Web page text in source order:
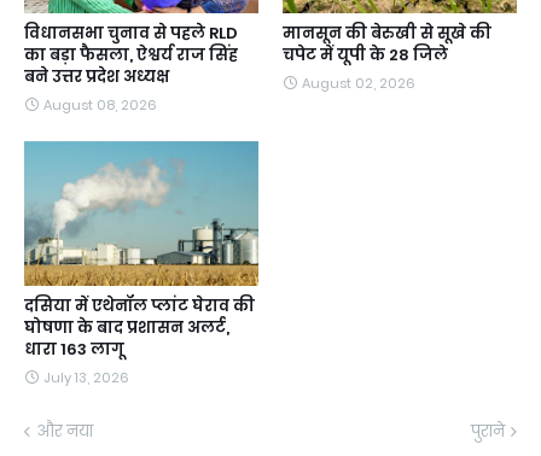
विधानसभा चुनाव से पहले RLD
का बड़ा फैसला, ऐश्वर्य राज सिंह
बने उत्तर प्रदेश अध्यक्ष
August 08, 2026
मानसून की बेरुखी से सूखे की
चपेट में यूपी के 28 जिले
August 02, 2026
दसिया में एथेनॉल प्लांट घेराव की
घोषणा के बाद प्रशासन अलर्ट,
धारा 163 लागू
July 13, 2026
और नया पुराने